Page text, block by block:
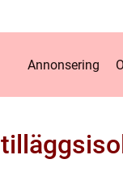
Annonsering